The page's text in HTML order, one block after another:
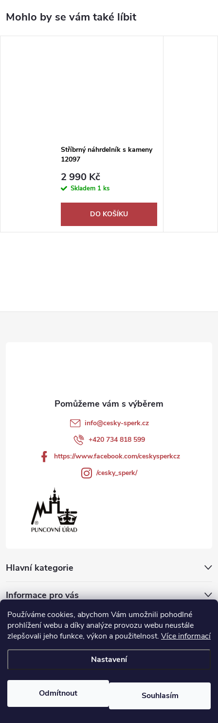
Používáme cookies, abychom Vám umožnili pohodlné
prohlížení webu a díky analýze provozu webu neustále
zlepšovali jeho funkce, výkon a použitelnost. Více informací
Nastavení
Odmítnout Souhlasím
Stříbrný náhrdelník s kameny
12097
2 990 Kč
Skladem 1 ks
DO KOŠÍKU
Hlavní kategorie
Informace pro vás
Přijímáme online platby
info@cesky-sperk.cz
+420 734 818 599
https://www.facebook.com/ceskysperkcz
/cesky_sperk/
Český Šperk. Všechna práva vyhrazena.